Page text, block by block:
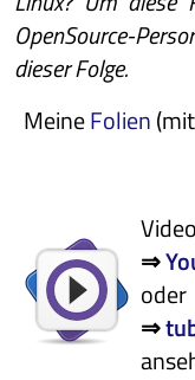
OpenSource-
dieser Folge.
MeineFolien
⇒
oder
⇒